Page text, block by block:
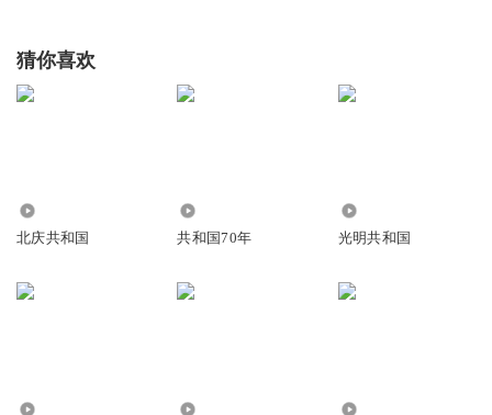
猜你喜欢
北庆共和国 共和国70年 光明共和国